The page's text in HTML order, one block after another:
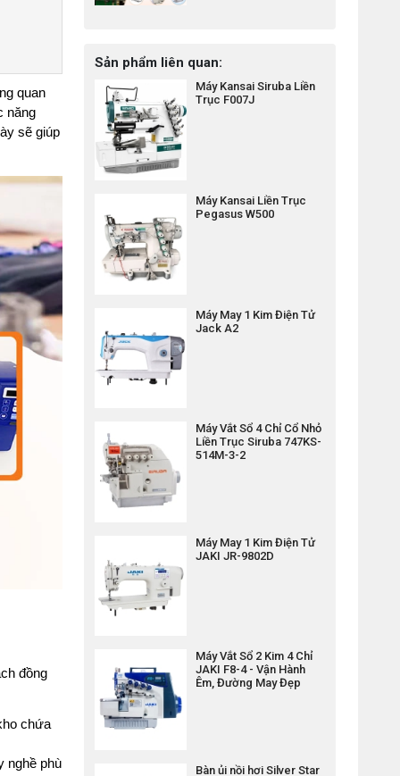
quan
năng
sẽ giúp
đồng
chứa
nghề phù
Sản phẩm liên quan:
Máy Kansai Siruba Liền
Trục F007J
Máy Kansai Liền Trục
Pegasus W500
Máy May 1 Kim Điện Tử
Jack A2
Máy Vắt Sổ 4 Chỉ Cổ Nhỏ
Liền Trục Siruba 747KS-
514M-3-2
Máy May 1 Kim Điện Tử
JAKI JR-9802D
Máy Vắt Sổ 2 Kim 4 Chỉ
JAKI F8-4 - Vận Hành
Êm, Đường May Đẹp
Bàn ủi nồi hơi Silver Star